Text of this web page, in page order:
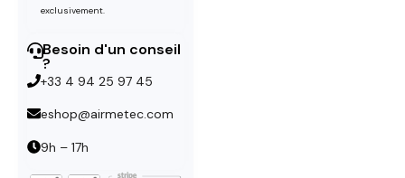
exclusivement.
Besoin d'un conseil
?
+33 4 94 25 97 45
eshop@airmetec.com
9h – 17h